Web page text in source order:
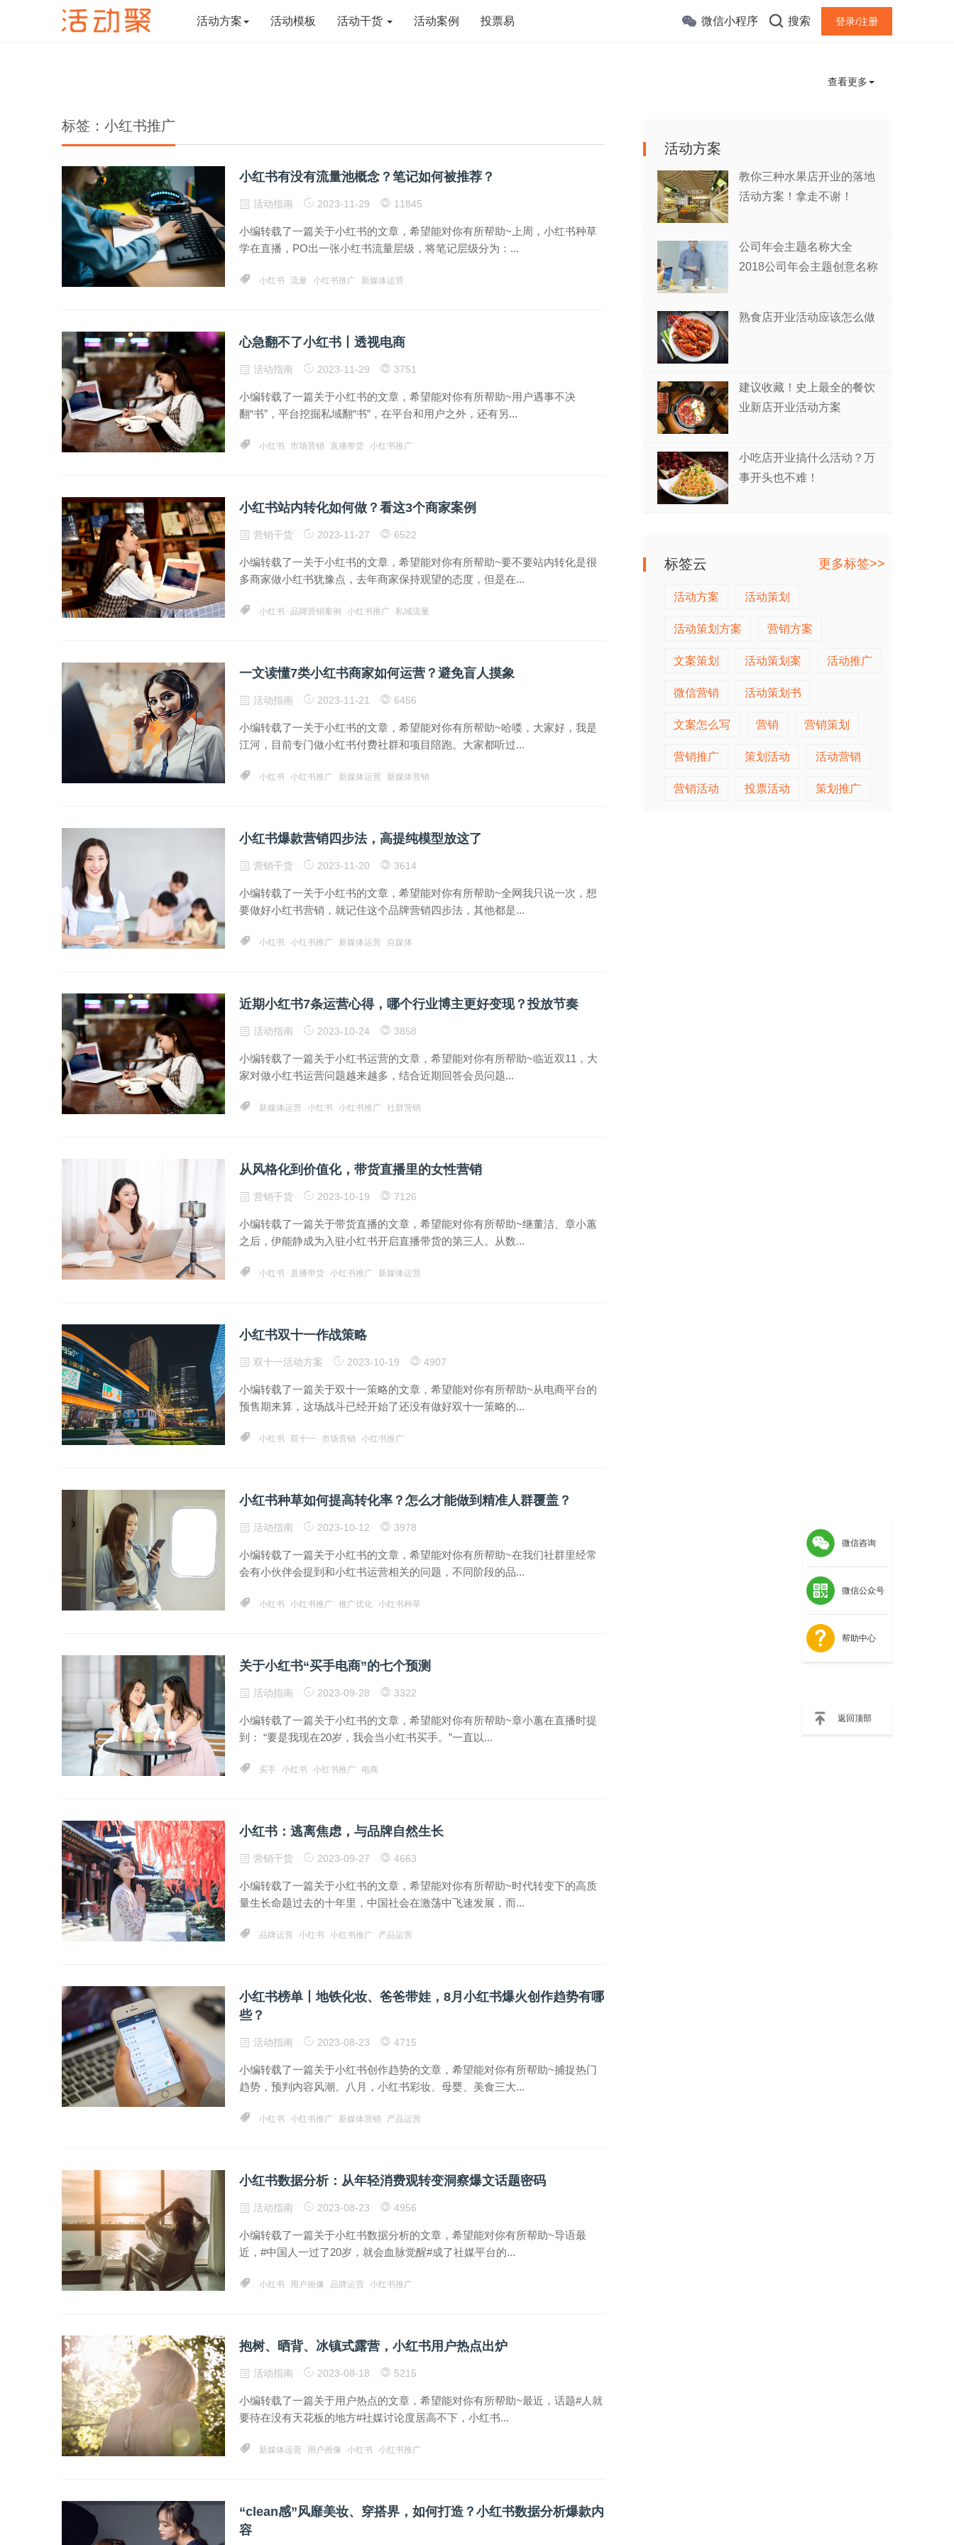
活动方案 活动模板 活动干货 活动案例 投票易 微信小程序 搜索 登录/注册
查看更多
标签：小红书推广
小红书有没有流量池概念？笔记如何被推荐？
活动指南 2023-11-29 11845
小编转载了一篇关于小红书的文章，希望能对你有所帮助~上周，小红书种草
学在直播，PO出一张小红书流量层级，将笔记层级分为：...
小红书 流量 小红书推广 新媒体运营
心急翻不了小红书丨透视电商
活动指南 2023-11-29 3751
小编转载了一篇关于小红书的文章，希望能对你有所帮助~用户遇事不决
翻“书”，平台挖掘私域翻“书”，在平台和用户之外，还有另...
小红书 市场营销 直播带货 小红书推广
小红书站内转化如何做？看这3个商家案例
营销干货 2023-11-27 6522
小编转载了一关于小红书的文章，希望能对你有所帮助~要不要站内转化是很
多商家做小红书犹豫点，去年商家保持观望的态度，但是在...
小红书 品牌营销案例 小红书推广 私域流量
一文读懂7类小红书商家如何运营？避免盲人摸象
活动指南 2023-11-21 6456
小编转载了一关于小红书的文章，希望能对你有所帮助~哈喽，大家好，我是
江河，目前专门做小红书付费社群和项目陪跑。大家都听过...
小红书 小红书推广 新媒体运营 新媒体营销
小红书爆款营销四步法，高提纯模型放这了
营销干货 2023-11-20 3614
小编转载了一关于小红书的文章，希望能对你有所帮助~全网我只说一次，想
要做好小红书营销，就记住这个品牌营销四步法，其他都是...
小红书 小红书推广 新媒体运营 自媒体
近期小红书7条运营心得，哪个行业博主更好变现？投放节奏
活动指南 2023-10-24 3858
小编转载了一篇关于小红书运营的文章，希望能对你有所帮助~临近双11，大
家对做小红书运营问题越来越多，结合近期回答会员问题...
新媒体运营 小红书 小红书推广 社群营销
从风格化到价值化，带货直播里的女性营销
营销干货 2023-10-19 7126
小编转载了一篇关于带货直播的文章，希望能对你有所帮助~继董洁、章小蕙
之后，伊能静成为入驻小红书开启直播带货的第三人。从数...
小红书 直播带货 小红书推广 新媒体运营
小红书双十一作战策略
双十一活动方案 2023-10-19 4907
小编转载了一篇关于双十一策略的文章，希望能对你有所帮助~从电商平台的
预售期来算，这场战斗已经开始了还没有做好双十一策略的...
小红书 双十一 市场营销 小红书推广
小红书种草如何提高转化率？怎么才能做到精准人群覆盖？
活动指南 2023-10-12 3978
小编转载了一篇关于小红书的文章，希望能对你有所帮助~在我们社群里经常
会有小伙伴会提到和小红书运营相关的问题，不同阶段的品...
小红书 小红书推广 推广优化 小红书种草
关于小红书“买手电商”的七个预测
活动指南 2023-09-28 3322
小编转载了一篇关于小红书的文章，希望能对你有所帮助~章小蕙在直播时提
到： “要是我现在20岁，我会当小红书买手。”一直以...
买手 小红书 小红书推广 电商
小红书：逃离焦虑，与品牌自然生长
营销干货 2023-09-27 4663
小编转载了一篇关于小红书的文章，希望能对你有所帮助~时代转变下的高质
量生长命题过去的十年里，中国社会在激荡中飞速发展，而...
品牌运营 小红书 小红书推广 产品运营
小红书榜单丨地铁化妆、爸爸带娃，8月小红书爆火创作趋势有哪
些？
活动指南 2023-08-23 4715
小编转载了一篇关于小红书创作趋势的文章，希望能对你有所帮助~捕捉热门
趋势，预判内容风潮。八月，小红书彩妆、母婴、美食三大...
小红书 小红书推广 新媒体营销 产品运营
小红书数据分析：从年轻消费观转变洞察爆文话题密码
活动指南 2023-08-23 4956
小编转载了一篇关于小红书数据分析的文章，希望能对你有所帮助~导语最
近，#中国人一过了20岁，就会血脉觉醒#成了社媒平台的...
小红书 用户画像 品牌运营 小红书推广
抱树、晒背、冰镇式露营，小红书用户热点出炉
活动指南 2023-08-18 5215
小编转载了一篇关于用户热点的文章，希望能对你有所帮助~最近，话题#人就
要待在没有天花板的地方#社媒讨论度居高不下，小红书...
新媒体运营 用户画像 小红书 小红书推广
“clean感”风靡美妆、穿搭界，如何打造？小红书数据分析爆款内
容
活动方案
教你三种水果店开业的落地
活动方案！拿走不谢！
公司年会主题名称大全
2018公司年会主题创意名称
熟食店开业活动应该怎么做
建议收藏！史上最全的餐饮
业新店开业活动方案
小吃店开业搞什么活动？万
事开头也不难！
标签云 更多标签>>
活动方案 活动策划
活动策划方案 营销方案
文案策划 活动策划案 活动推广
微信营销 活动策划书
文案怎么写 营销 营销策划
营销推广 策划活动 活动营销
营销活动 投票活动 策划推广
微信咨询
微信公众号
帮助中心
返回顶部